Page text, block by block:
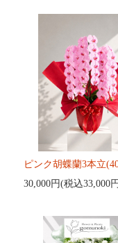
ピンク胡蝶蘭3本立
30,000円(税込33,000